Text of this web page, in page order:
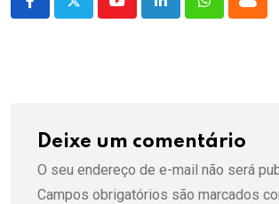
YoutubeLinkedInWhatsappCloud
Deixe um comentário
O seu endereço de e-mail não será
Campos obrigatórios são marcados